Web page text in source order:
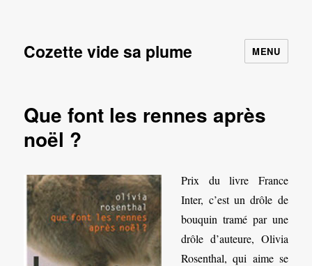
Cozette vide sa plume MENU
Que font les rennes après
noël ?
Prix du livre France
Inter, c’est un drôle de
bouquin tramé par une
drôle d’auteure, Olivia
Rosenthal, qui aime se